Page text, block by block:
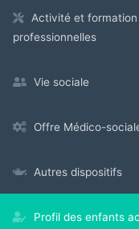
Activité et formation
professionnelles
Vie sociale
Offre Médico-
Autres dispositifs
Profil des enfants